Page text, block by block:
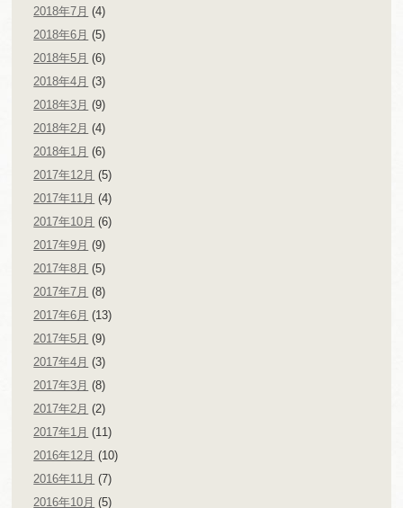
2018年7月 (4)
2018年6月 (5)
2018年5月 (6)
2018年4月 (3)
2018年3月 (9)
2018年2月 (4)
2018年1月 (6)
2017年12月 (5)
2017年11月 (4)
2017年10月 (6)
2017年9月 (9)
2017年8月 (5)
2017年7月 (8)
2017年6月 (13)
2017年5月 (9)
2017年4月 (3)
2017年3月 (8)
2017年2月 (2)
2017年1月 (11)
2016年12月 (10)
2016年11月 (7)
2016年10月 (5)